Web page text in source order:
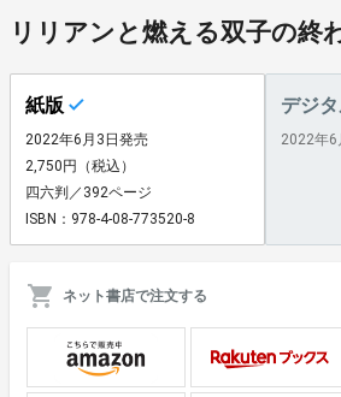
リリアンと燃える双子の終
紙版
2022年6月3日発売
2,750円（税込）
四六判／392ページ
ISBN：978-4-08-773520-8
デジ
2022年6
ネット書店で注文する